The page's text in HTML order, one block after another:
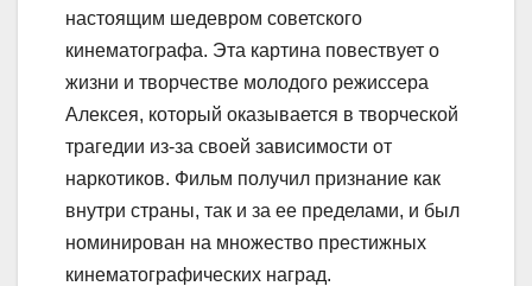
настоящим шедевром советского
кинематографа. Эта картина повествует о
жизни и творчестве молодого режиссера
Алексея, который оказывается в творческой
трагедии из-за своей зависимости от
наркотиков. Фильм получил признание как
внутри страны, так и за ее пределами, и был
номинирован на множество престижных
кинематографических наград.